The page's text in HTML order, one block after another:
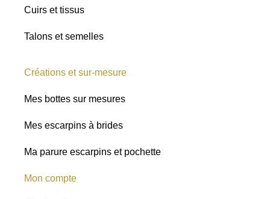
Cuirs et tissus
Talons et semelles
Créations et sur-mesure
Mes bottes sur mesures
Mes escarpins à brides
Ma parure escarpins et pochette
Mon compte